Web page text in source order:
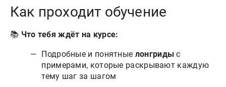
Как проходит обучение
📚 Что тебя ждёт на курсе:
Подробные и понятные лонгриды с
примерами, которые раскрывают каждую
тему шаг за шагом